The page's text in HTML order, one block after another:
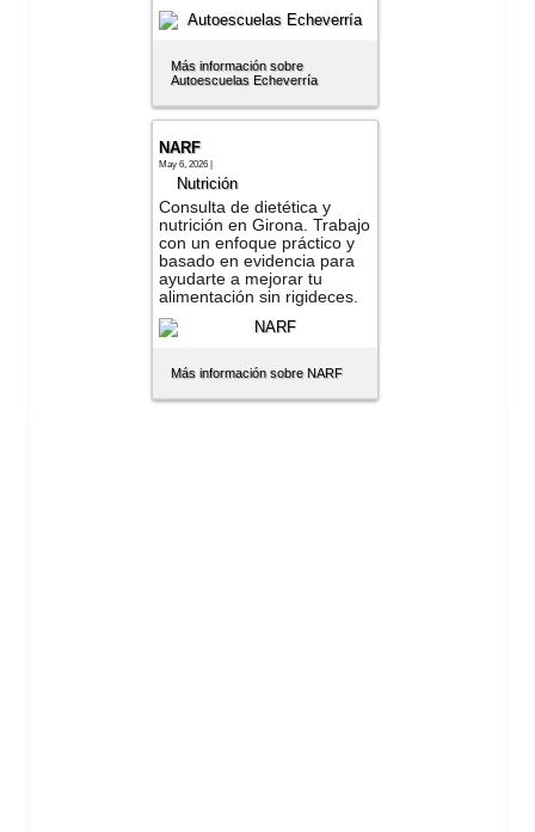
Más información sobre
Autoescuelas Echeverría
NARF
May 6, 2026 |
Nutrición
Consulta de dietética y
nutrición en Girona. Trabajo
con un enfoque práctico y
basado en evidencia para
ayudarte a mejorar tu
alimentación sin rigideces.
Más información sobre NARF